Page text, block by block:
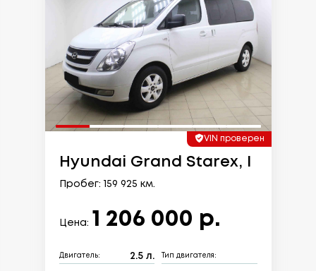
VIN проверен
Hyundai Grand Starex, I
Пробег: 159 925 км.
Цена: 1 206 000 р.
Двигатель: 2.5 л. Тип двигателя: